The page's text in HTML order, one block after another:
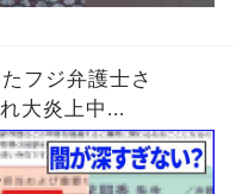
フジ弁護士さ
大炎上中...